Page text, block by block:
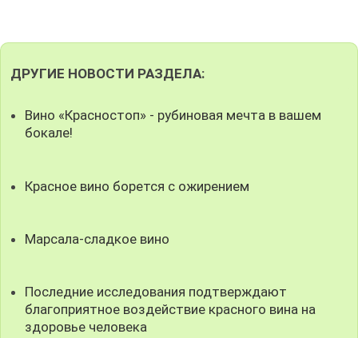
ДРУГИЕ НОВОСТИ РАЗДЕЛА:
Вино «Красностоп» - рубиновая мечта в вашем
бокале!
Красное вино борется с ожирением
Марсала-сладкое вино
Последние исследования подтверждают
благоприятное воздействие красного вина на
здоровье человека